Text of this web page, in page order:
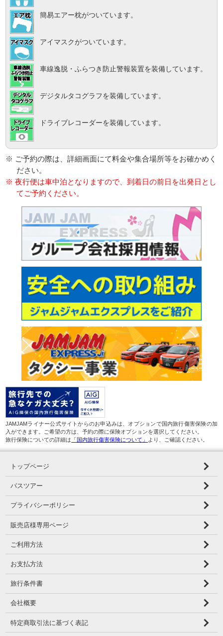
簡易エアー枕がついています。
アイマスクがついています。
車線逸脱・ふらつき防止警報装置を装備しています。
デジタルタコグラフを装備しています。
ドライブレコーダーを装備しています。
※ ご予約の際は、詳細画面にて料金や集合場所等をお確かめく
ださい。
※ 夜行便は車中泊となりますので、到着日の前日を出発日とし
てご予約ください。
JAMJAMライナー公式サイトからのお申込みは、オプションで国内旅行傷害保険の加
入ができます。ご希望の方は、予約の際に保険オプションを選択してください。
旅行保険についての詳細は 「国内旅行傷害保険について」 より、ご確認ください。
トップページ
バスツアー
プライバシーポリシー
販売店様専用ページ
ご利用方法
お支払方法
旅行条件書
会社概要
特定商取引法に基づく表記